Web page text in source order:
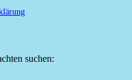
suchen: